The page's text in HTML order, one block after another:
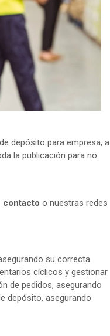
depósito para empresa, a
la publicación para no
contacto o nuestras redes
su correcta
cíclicos y gestionar
de pedidos, asegurando
depósito, asegurando